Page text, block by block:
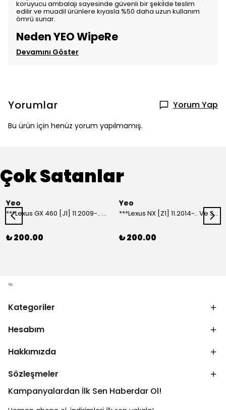
koruyucu ambalajı sayesinde güvenli bir şekilde teslim
edilir ve muadil ürünlere kıyasla %50 daha uzun kullanım
ömrü sunar.
Neden YEO WipeRe
Devamını Göster
Yorumlar Yorum Yap
Bu ürün için henüz yorum yapılmamış.
Çok Satanlar
Yeo
***Lexus GX 460 [J1] 11.2009-.. Ve Sonrası Model Yılları İçin Uyumlu Yeo Arka Silecek
₺ 200.00
Yeo
***Lexus NX [Z1] 11.2014-.. Ve Sonrası Model Yılları İçin Uyumlu Yeo Arka Silecek
₺ 200.00
Kategoriler
Hesabım
Hakkımızda
Sözleşmeler
Kampanyalardan İlk Sen Haberdar Ol!